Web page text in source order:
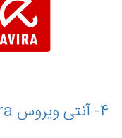
4- آنتی ویروس Avira اویرا